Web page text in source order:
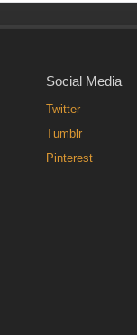
Social Media
Twitter
Tumblr
Pinterest